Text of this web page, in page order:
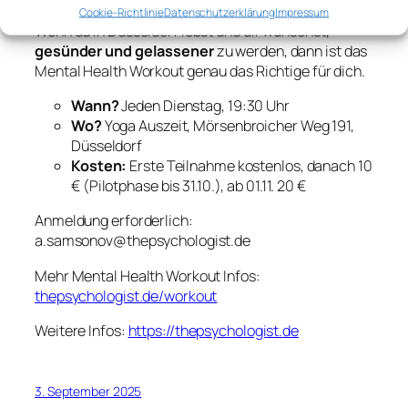
Cookie-RichtlinieDatenschutzerklärungImpressum
Wenn du in Düsseldorf lebst und dir wünschst,
gesünder und gelassenerzu werden, dann ist das
Mental Health Workout genau das Richtige für dich.
Wann?Jeden Dienstag, 19:30 Uhr
Wo?Yoga Auszeit, Mörsenbroicher Weg 191,
Düsseldorf
Kosten: Erste Teilnahme kostenlos, danach 10
€ (Pilotphase bis 31.10.), ab 01.11. 20 €
Anmeldung erforderlich:
a.samsonov@thepsychologist.de
Mehr Mental Health Workout Infos:
thepsychologist.de/workout
Weitere Infos: https://thepsychologist.de
3. September 2025